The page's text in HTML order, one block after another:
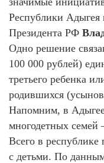
Республики Адыгея
Президента РФ
Одно решение
100 000 рублей)
третьего ребенка
родившихся
Напомним, в Адыгее
многодетных семей
Всего в республике
с детьми. По